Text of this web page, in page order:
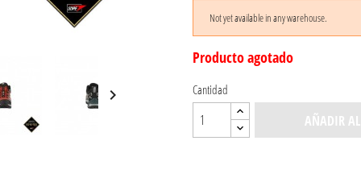

Not yet available in any warehouse.
Producto agotado
Cantidad
AÑADIR